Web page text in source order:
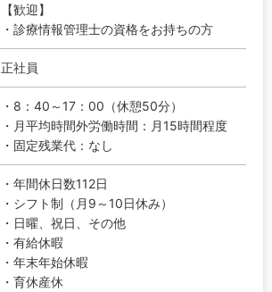
【歓迎】
・診療情報管理士の資格をお持ちの方
正社員
・8：40～17：00（休憩50分）
・月平均時間外労働時間：月15時間程度
・固定残業代：なし
・年間休日数112日
・シフト制（月9～10日休み）
・日曜、祝日、その他
・有給休暇
・年末年始休暇
・育休産休